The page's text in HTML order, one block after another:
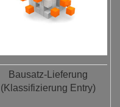
Bausatz-Lieferung
(Klassifizierung Entry)